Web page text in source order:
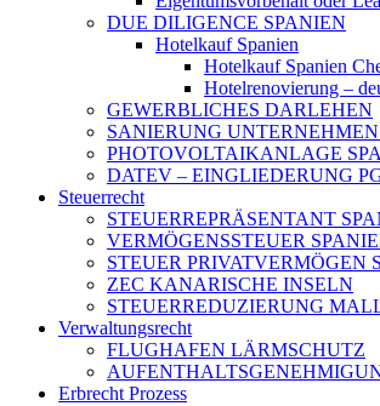
DUE DILIGENCE SPANIEN
Hotelkauf Spanien
Hotelkauf Spanien
Hotelrenovierung –
GEWERBLICHES DARLEHEN
SANIERUNG
PHOTOVOLTAIKANLAGE
DATEV – EINGLIEDERUNG
Steuerrecht
STEUERREPRÄSENTANT
VERMÖGENSSTEUER
STEUER PRIVATVERMÖGEN
ZEC KANARISCHE INSELN
STEUERREDUZIERUNG
Verwaltungsrecht
FLUGHAFEN LÄRMSCHUTZ
Erbrecht Prozess